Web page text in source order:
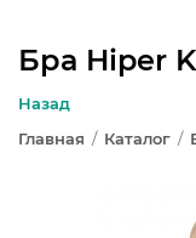
Бра Hiper
Назад
Главная / Каталог /
ЛЮСТРЫ
БРА И